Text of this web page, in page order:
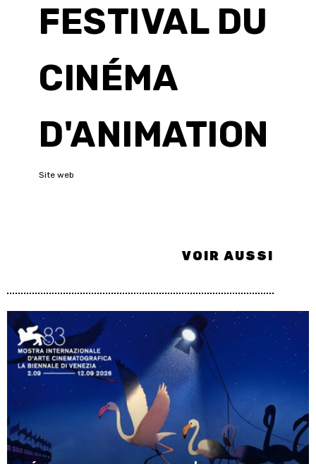
FESTIVAL DU
CINÉMA
D'ANIMATION
Site web
VOIR AUSSI